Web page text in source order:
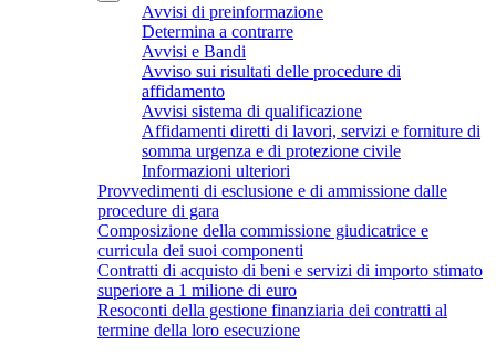
Avvisi di preinformazione
Determina a contrarre
Avvisi e Bandi
Avviso sui risultati delle procedure di
affidamento
Avvisi sistema di qualificazione
Affidamenti diretti di lavori, servizi e forniture di
somma urgenza e di protezione civile
Informazioni ulteriori
Provvedimenti di esclusione e di ammissione dalle
procedure di gara
Composizione della commissione giudicatrice e
curricula dei suoi componenti
Contratti di acquisto di beni e servizi di importo stimato
superiore a 1 milione di euro
Resoconti della gestione finanziaria dei contratti al
termine della loro esecuzione